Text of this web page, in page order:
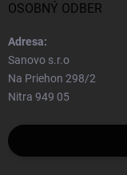
OSOBNÝ ODBER
Adresa:
Sanovo s.r.o
Na Priehon 298/2
Nitra 949 05